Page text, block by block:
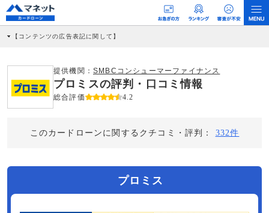
【コンテンツの広告表記に関して】
社に対して企業から紹介報酬が支払われるという収益モデルです。 ただし、特定の
商品を根拠なくPRするものではなく、当編集部の調査／ユーザーへの口コミ収集な
どに基づき、公平性を担保した情報提供を行っています。
>提携企業一覧
提供機関： SMBCコンシューマーファイナンス
プロミスの評判・口コミ情報
総合評価 4.2
このカードローンに関するクチコミ・評判： 332件
プロミス